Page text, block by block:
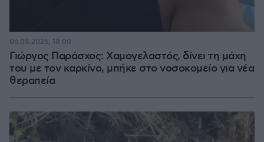
Γιώργος Παράσχος: Χαμογελαστός, δίνει τη μάχη
του με τον καρκίνο, μπήκε στο νοσοκομείο για νέα
θεραπεία
06.08.2026, 18:00